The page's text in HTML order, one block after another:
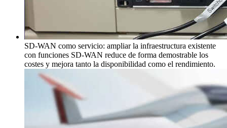
SD-WAN como servicio: ampliar la infraestructura existente
con funciones SD-WAN reduce de forma demostrable los
costes y mejora tanto la disponibilidad como el rendimiento.